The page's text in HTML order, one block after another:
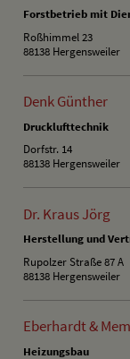
Forstbetrieb mit
Roßhimmel 23
88138 Hergensweiler
Denk Günther
Drucklufttechnik
Dorfstr. 14
88138 Hergensweiler
Dr. Kraus Jörg
Herstellung und
Rupolzer Straße 87 A
88138 Hergensweiler
Eberhardt &
Heizungsbau